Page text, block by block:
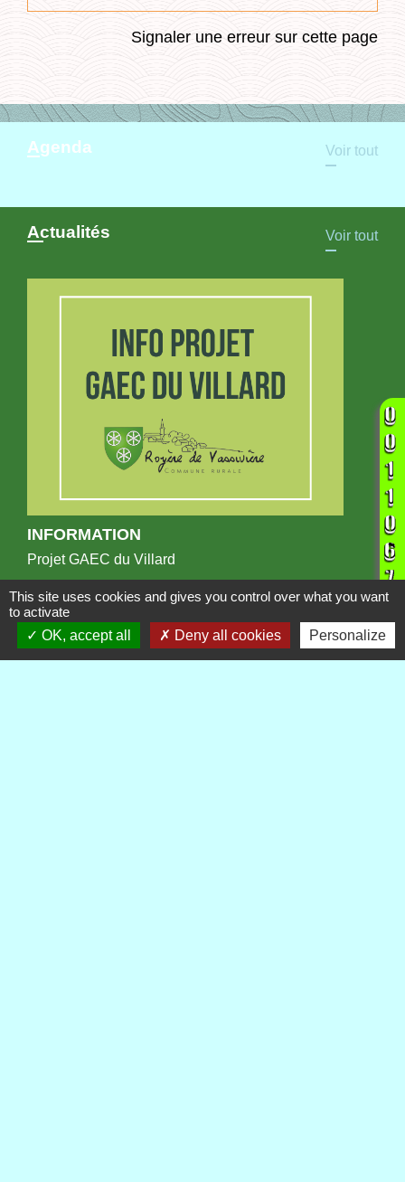
Signaler une erreur sur cette page
Agenda Voir tout
Actualités Voir tout
INFORMATION
Projet GAEC du Villard
Publications Voir tout
This site uses cookies and gives you control over what you want
to activate
OK, accept all
Deny all cookies Personalize